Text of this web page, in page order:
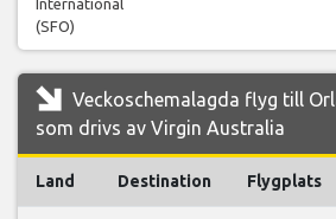
(SFO)
Veckoschemalagda flyg till
som drivs av Virgin Australia
Land Destination Flygplats